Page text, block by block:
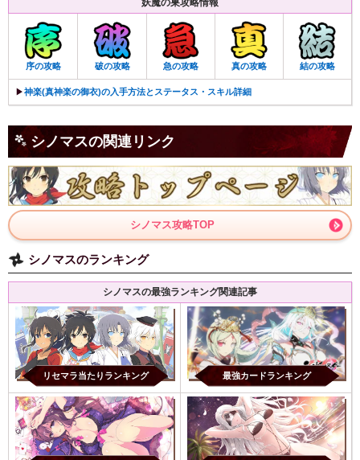
妖魔の巣攻略情報
序の攻略 破の攻略 急の攻略 真の攻略 結の攻略
▶︎神楽(真神楽の御衣)の入手方法とステータス・スキル詳細
シノマスの関連リンク
シノマス攻略TOP
シノマスのランキング
シノマスの最強ランキング関連記事
リセマラ当たりランキング 最強カードランキング